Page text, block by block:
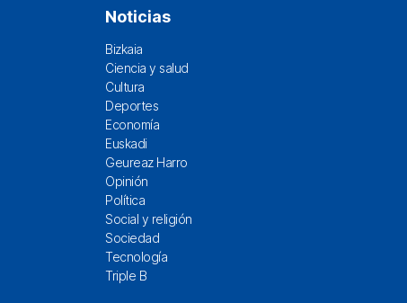
Noticias
Bizkaia
Ciencia y salud
Cultura
Deportes
Economía
Euskadi
Geureaz Harro
Opinión
Política
Social y religión
Sociedad
Tecnología
Triple B